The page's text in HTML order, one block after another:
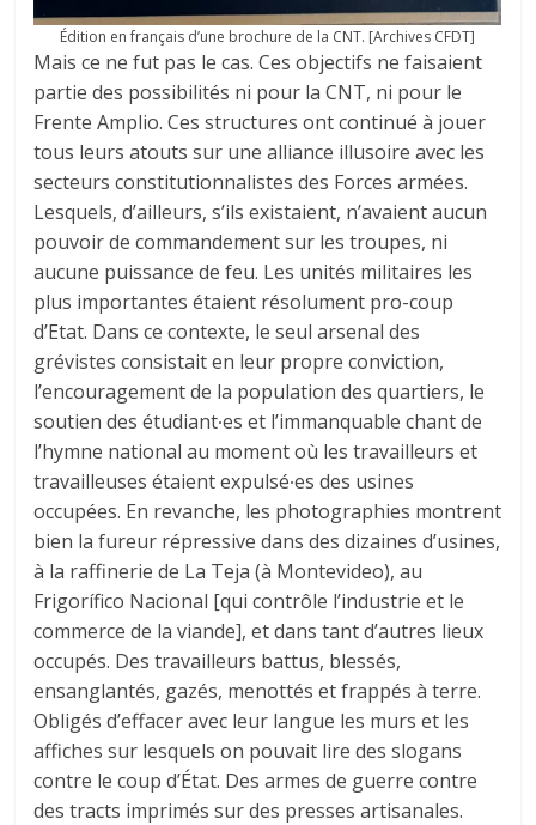
Édition en français d’une brochure de la CNT. [Archives CFDT]
Mais ce ne fut pas le cas. Ces objectifs ne faisaient
partie des possibilités ni pour la CNT, ni pour le
Frente Amplio. Ces structures ont continué à jouer
tous leurs atouts sur une alliance illusoire avec les
secteurs constitutionnalistes des Forces armées.
Lesquels, d’ailleurs, s’ils existaient, n’avaient aucun
pouvoir de commandement sur les troupes, ni
aucune puissance de feu. Les unités militaires les
plus importantes étaient résolument pro-coup
d’Etat. Dans ce contexte, le seul arsenal des
grévistes consistait en leur propre conviction,
l’encouragement de la population des quartiers, le
soutien des étudiant∙es et l’immanquable chant de
l’hymne national au moment où les travailleurs et
travailleuses étaient expulsé∙es des usines
occupées. En revanche, les photographies montrent
bien la fureur répressive dans des dizaines d’usines,
à la raffinerie de La Teja (à Montevideo), au
Frigorífico Nacional [qui contrôle l’industrie et le
commerce de la viande], et dans tant d’autres lieux
occupés. Des travailleurs battus, blessés,
ensanglantés, gazés, menottés et frappés à terre.
Obligés d’effacer avec leur langue les murs et les
affiches sur lesquels on pouvait lire des slogans
contre le coup d’État. Des armes de guerre contre
des tracts imprimés sur des presses artisanales.